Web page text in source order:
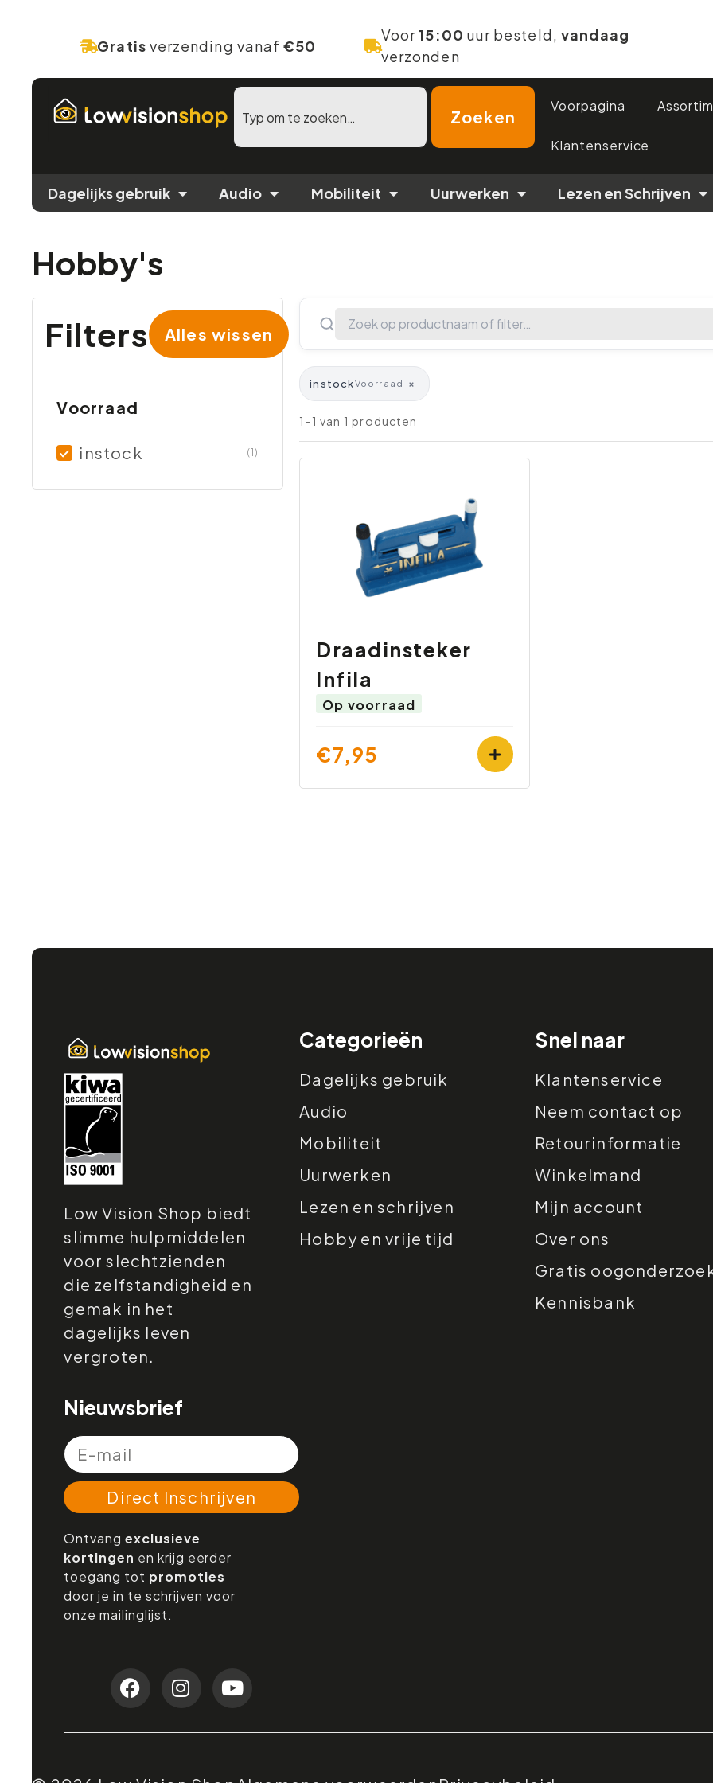
Gratis verzending vanaf €50
Voor15:00 uur besteld, vandaag
verzonden
Zoeken
Voorpagina
Klantenservice
Dagelijks gebruik Audio Mobiliteit Uurwerken Lezen en Schrijven
Hobby's
Filters
Alles wissen
Voorraad
instock (1)
instockVoorraad ×
1-1 van 1 producten
Draadinsteker
Infila
Op voorraad
€7,95
Low Vision Shop biedt
slimme hulpmiddelen
voor slechtzienden
die zelfstandigheid en
gemak in het
dagelijks leven
vergroten.
Nieuwsbrief
Direct Inschrijven
Ontvang exclusieve
kortingen en krijg eerder
toegang tot promoties
door je in te schrijven voor
onze mailinglijst.
Categorieën
Dagelijks gebruik
Audio
Mobiliteit
Uurwerken
Lezen en schrijven
Hobby en vrije tijd
Snel naar
Klantenservice
Neem contact op
Retourinformatie
Winkelmand
Mijn account
Over ons
Gratis
Kennisbank